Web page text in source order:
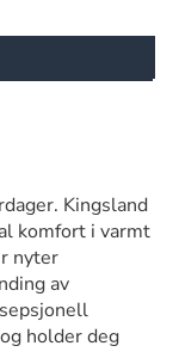
Kingsland
komfort i varmt
nyter
av
holder deg